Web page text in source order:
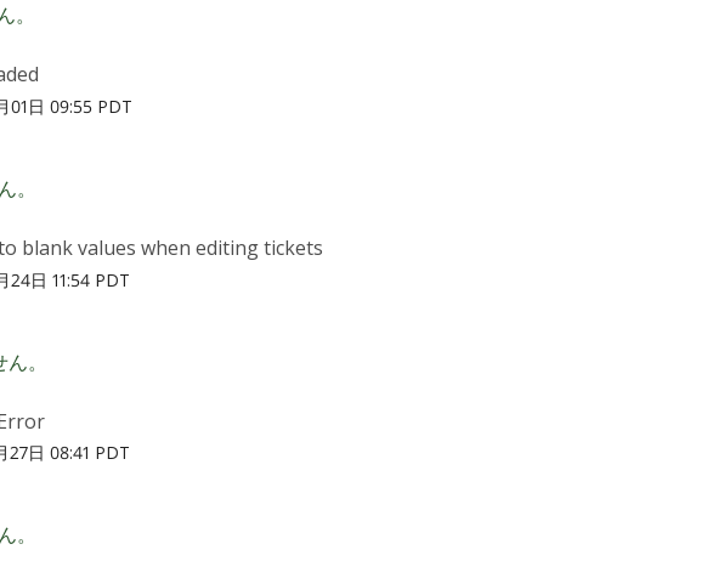
01日 09:55 PDT
blank values when editing tickets
24日 11:54 PDT
。
27日 08:41 PDT